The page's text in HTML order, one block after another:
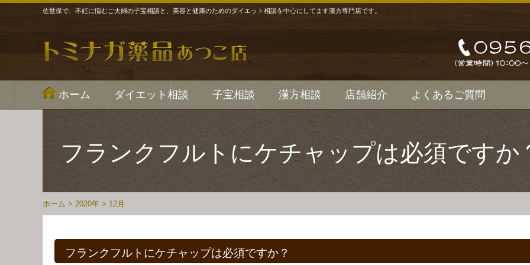
佐世保で、不妊に悩むご夫婦の子宝相談と、美容と健康のためのダイエット相談を中心にしてます漢方専門店です。
ホーム ダイエット相談 子宝相談 漢方相談 店舗紹介 よくあるご質問
フランクフルトにケチャップは必須ですか
ホーム > 2020年 > 12月
フランクフルトにケチャップは必須ですか？